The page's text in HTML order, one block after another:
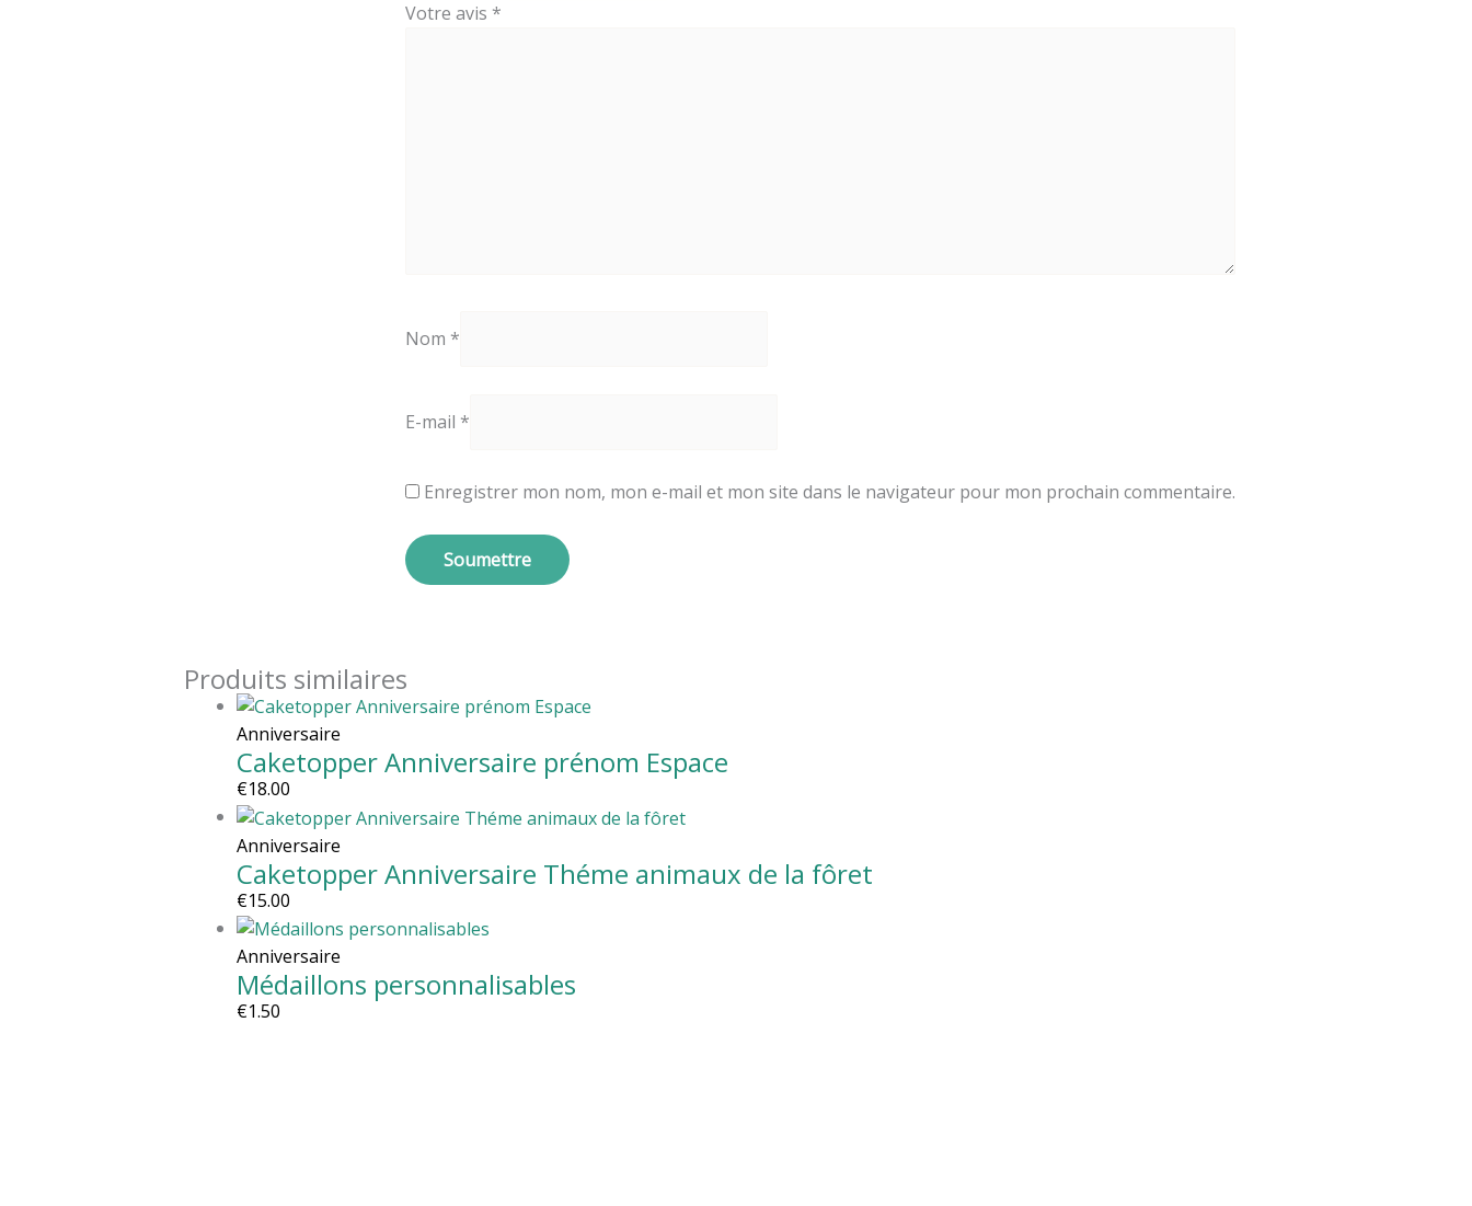
Votre avis *
Nom *
E-mail *
Enregistrer mon nom, mon e-mail et mon site dans le navigateur pour mon prochain commentaire.
Produits similaires
Anniversaire
Caketopper Anniversaire prénom Espace
€18.00
Anniversaire
Caketopper Anniversaire Théme animaux de la fôret
€15.00
Anniversaire
Médaillons personnalisables
€1.50